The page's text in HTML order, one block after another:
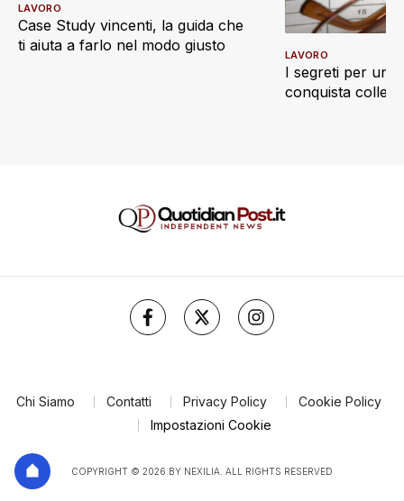
Case Study vincenti, la guida che
ti aiuta a farlo nel modo giusto
LAVORO
I segreti per un
conquista
LAVORO
Chi Siamo Contatti Privacy Policy
Cookie Policy
Impostazioni Cookie
COPYRIGHT © 2026 BY NEXILIA. ALL RIGHTS RESERVED